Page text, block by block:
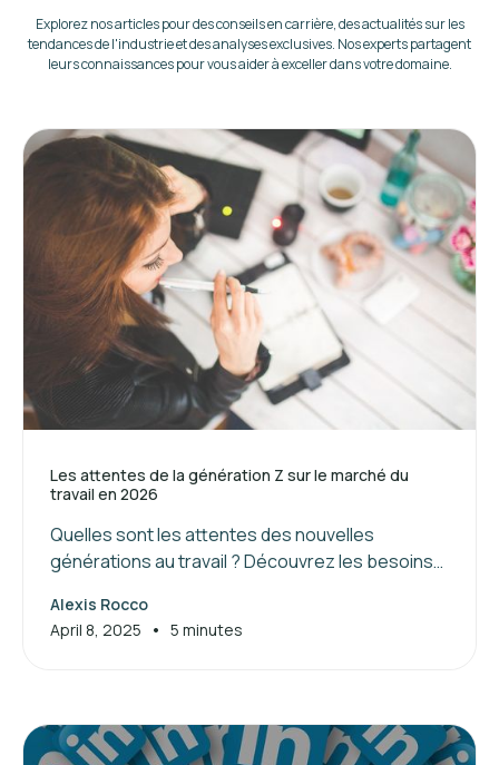
Explorez nos articles pour des conseils en carrière, des actualités sur les
tendances de l'industrie et des analyses exclusives. Nos experts partagent
leurs connaissances pour vous aider à exceller dans votre domaine.
Les attentes de la génération Z sur le marché du
travail en 2026
Quelles sont les attentes des nouvelles
générations au travail ? Découvrez les besoins
manager ces jeunes talents.
Alexis Rocco
April 8, 2025
• 5 minutes